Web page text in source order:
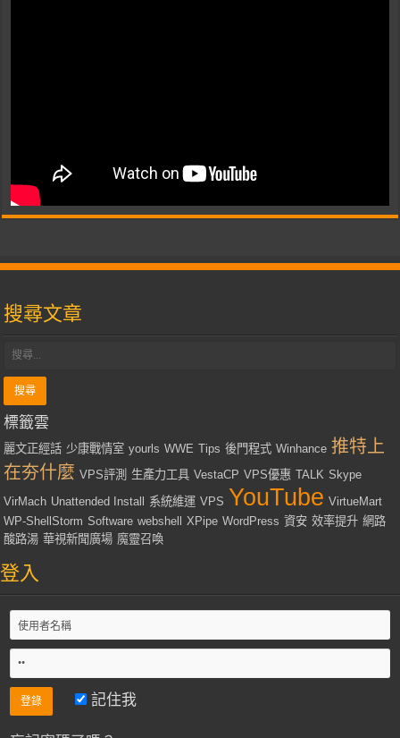
搜尋文章
標籤雲
麗文正經話 少康戰情室 yourls WWE Tips 後門程式 Winhance 推特上
在夯什麼 VPS評測 生產力工具 VestaCP VPS優惠 TALK Skype
VirMach Unattended Install 系統維運 VPS YouTube VirtueMart
WP-ShellStorm Software webshell XPipe WordPress 資安 效率提升 網路
酸路湯 華視新聞廣場 魔靈召喚
登入
記住我